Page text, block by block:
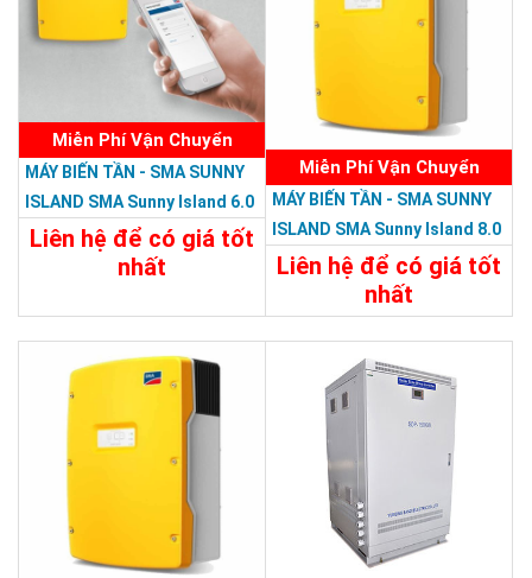
Miễn Phí Vận Chuyển
MÁY BIẾN TẦN - SMA SUNNY
ISLAND SMA Sunny Island 6.0
H-12
Liên hệ để có giá tốt
nhất
Miễn Phí Vận Chuyển
MÁY BIẾN TẦN - SMA SUNNY
ISLAND SMA Sunny Island 8.0
H-12
Liên hệ để có giá tốt
nhất